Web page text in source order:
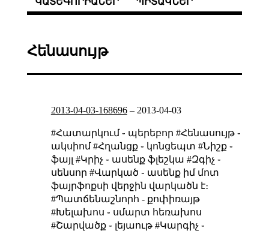
Հենասույթ
2013-04-03-168696– 2013-04-03
#Հատարկում ֊ պերեբոր #Հենասույթ ֊
ակսիոմ#Հղանցք ֊ կոնցեպտ #Նիշք ֊
ֆայլ #Կրիչ ֊ ասենք ֆլեշկա #Զգիչ ֊
սենսոր #Վարկած ֊ ասենք իմ մոտ
ֆայրֆոքսի վերջին վարկածն է։
#Պատճենաշնորհ - քոփիռայթ
#Խելախոս ֊ սմարտ հեռախոս
#Շարվածք ֊ լեյաութ#Կարգիչ ֊